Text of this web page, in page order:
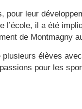
pour leur
l’école, il a été
de Montmagny
élèves
pour les